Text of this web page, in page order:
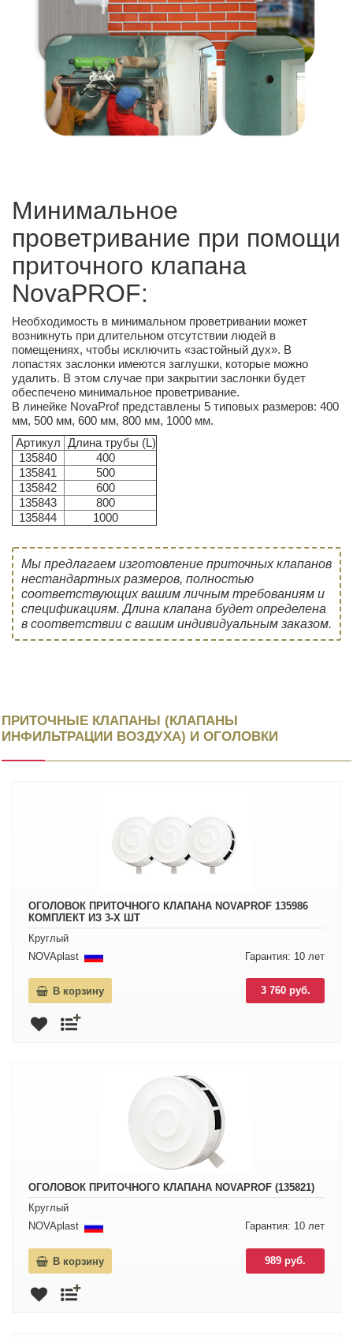
Минимальное
проветривание при помощи
приточного клапана
NovaPROF:
Необходимость в минимальном проветривании может
возникнуть при длительном отсутствии людей в
помещениях, чтобы исключить «застойный дух». В
лопастях заслонки имеются заглушки, которые можно
удалить. В этом случае при закрытии заслонки будет
обеспечено минимальное проветривание.
В линейке NovaProf представлены 5 типовых размеров: 400
мм, 500 мм, 600 мм, 800 мм, 1000 мм.
Артикул Длина трубы (L)
135840
400
135841
500
135842
600
135843
800
135844
1000
Мы предлагаем изготовление приточных клапанов
нестандартных размеров, полностью
соответствующих вашим личным требованиям и
спецификациям. Длина клапана будет определена
в соответствии с вашим индивидуальным заказом.
ПРИТОЧНЫЕ КЛАПАНЫ (КЛАПАНЫ
ИНФИЛЬТРАЦИИ ВОЗДУХА) И ОГОЛОВКИ
ОГОЛОВОК ПРИТОЧНОГО КЛАПАНА NOVAPROF 135986
КОМПЛЕКТ ИЗ 3-Х ШТ
Круглый
NOVAplast
Гарантия: 10 лет
3 760 руб.
В корзину
ОГОЛОВОК ПРИТОЧНОГО КЛАПАНА NOVAPROF (135821)
Круглый
NOVAplast
Гарантия: 10 лет
989 руб.
В корзину